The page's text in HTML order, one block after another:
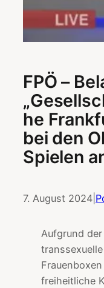
FPÖ –
he
bei den
Spielen
7. August 2024
Aufgrund
freiheitliche